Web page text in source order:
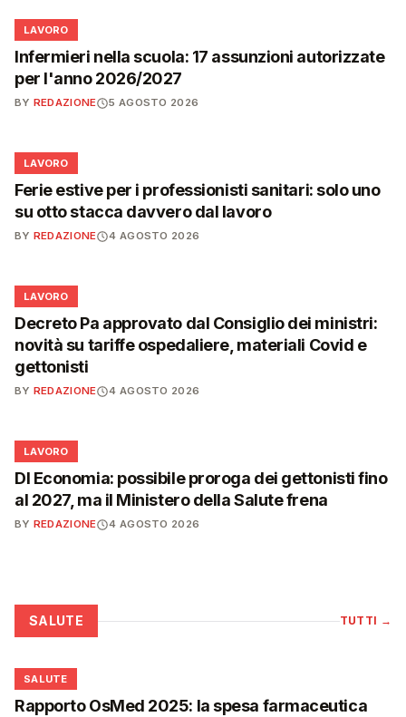
💼
LAVORO
Infermieri nella scuola: 17 assunzioni autorizzate
per l'anno 2026/2027
BY REDAZIONE 5 AGOSTO 2026
💼
LAVORO
Ferie estive per i professionisti sanitari: solo uno
su otto stacca davvero dal lavoro
BY REDAZIONE 4 AGOSTO 2026
💼
LAVORO
Decreto Pa approvato dal Consiglio dei ministri:
novità su tariffe ospedaliere, materiali Covid e
gettonisti
BY REDAZIONE 4 AGOSTO 2026
💼
LAVORO
Dl Economia: possibile proroga dei gettonisti fino
al 2027, ma il Ministero della Salute frena
BY REDAZIONE 4 AGOSTO 2026
SALUTE TUTTI →
❤️
SALUTE
Rapporto OsMed 2025: la spesa farmaceutica